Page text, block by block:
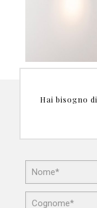
Hai bisogno di